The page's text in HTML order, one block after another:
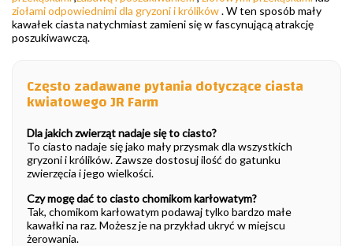
ziołami odpowiednimi dla gryzoni i królików. W ten sposób mały
kawałek ciasta natychmiast zamieni się w fascynującą atrakcję
poszukiwawczą.
Często zadawane pytania dotyczące ciasta
kwiatowego JR Farm
Dla jakich zwierząt nadaje się to ciasto?
To ciasto nadaje się jako mały przysmak dla wszystkich
gryzoni i królików. Zawsze dostosuj ilość do gatunku
zwierzęcia i jego wielkości.
Czy mogę dać to ciasto chomikom karłowatym?
Tak, chomikom karłowatym podawaj tylko bardzo małe
kawałki na raz. Możesz je na przykład ukryć w miejscu
żerowania.